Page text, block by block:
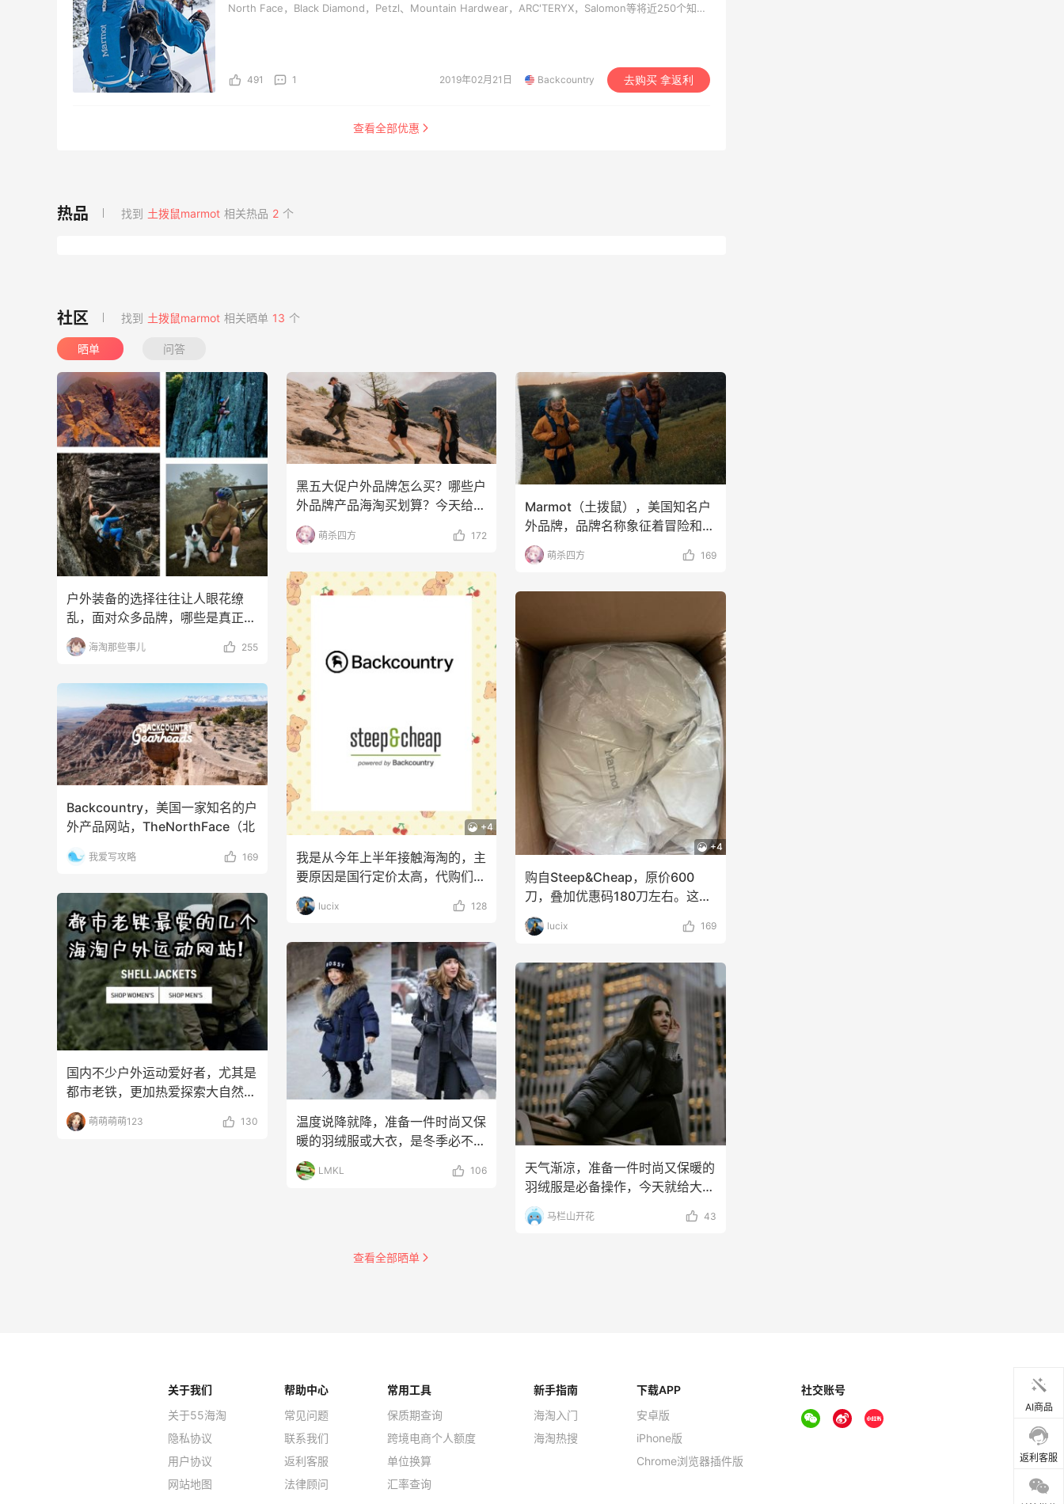
North Face，Black Diamond，Petzl、Mountain Hardwear，ARC'TERYX，Salomon等将近250个知名
491 1 2019年02月21日 Backcountry 去购买 拿返利
查看全部优惠
找到 土拨鼠marmot 相关热品 2 个
找到 土拨鼠marmot 相关晒单 13 个
晒单 问答
户外装备的选择往往让人眼花缭
乱，面对众多品牌，哪些是真正经
得起全球户外爱好者检验
海淘那些事儿 255
Backcountry，美国一家知名的户
外产品网站，TheNorthFace（北
我爱写攻略 169
国内不少户外运动爱好者，尤其是
都市老铁，更加热爱探索大自然，
那户外运动装备是必须
萌萌萌萌123 130
黑五大促户外品牌怎么买？哪些户
外品牌产品海淘买划算？今天给大
家分享一些户外服饰鞋
萌杀四方 172
+4
我是从今年上半年接触海淘的，主
要原因是国行定价太高，代购们加
价太多，无奈只能自己
lucix 128
温度说降就降，准备一件时尚又保
暖的羽绒服或大衣，是冬季必不可
少的一个步骤。很多的
LMKL 106
Marmot（土拨鼠），美国知名户
外品牌，品牌名称象征着冒险和活
力，旗下有多种户
萌杀四方 169
+4
购自Steep&Cheap，原价600
刀，叠加优惠码180刀左右。这款
羽绒服来自
lucix 169
天气渐凉，准备一件时尚又保暖的
羽绒服是必备操作，今天就给大家
盘点一下那些值得海淘
马栏山开花 43
查看全部晒单
AI商品
返利客服
关于我们
关于55海淘
隐私协议
用户协议
网站地图
帮助中心
常见问题
联系我们
返利客服
法律顾问
常用工具
保质期查询
跨境电商个人额度
单位换算
汇率查询
新手指南
海淘入门
海淘热搜
下载APP
安卓版
iPhone版
Chrome浏览器插件版
社交账号